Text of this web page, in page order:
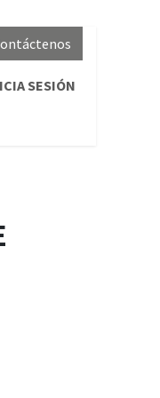
SESIÓN